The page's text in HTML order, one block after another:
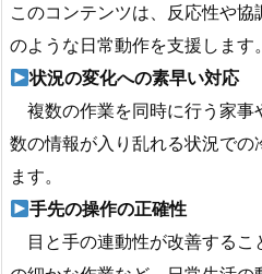
このコンテンツは、反応性や
のような日常動作を支援します。
状況の変化への素早い対応
複数の作業を同時に行う家事
数の情報が入り乱れる状況での
ます。
手先の操作の正確性
目と手の連動性が改善するこ